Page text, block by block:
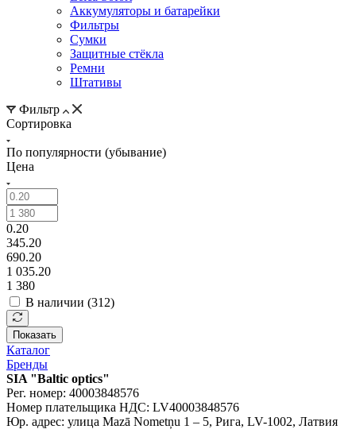
Аккумуляторы и батарейки
Фильтры
Сумки
Защитные стёкла
Ремни
Штативы
Фильтр
Сортировка
По популярности (убывание)
Цена
0.20
345.20
690.20
1 035.20
1 380
В наличии (312)
Показать
Каталог
Бренды
SIA "Baltic optics"
Рег. номер: 40003848576
Номер плательщика НДС: LV40003848576
Юр. адрес: улица Mazā Nometņu 1 – 5, Рига, LV-1002, Латвия